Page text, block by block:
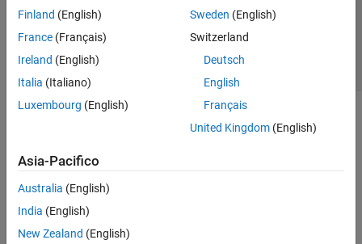
Finland (English)
France (Français)
Ireland (English)
Italia (Italiano)
Luxembourg (English)
Sweden (English)
Switzerland
Deutsch
English
Français
United Kingdom(English)
Asia-Pacifico
Australia (English)
India (English)
New Zealand (English)